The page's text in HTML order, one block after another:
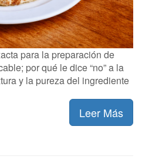
para la preparación de
por qué le dice “no” a la
y la pureza del ingrediente
Leer Más